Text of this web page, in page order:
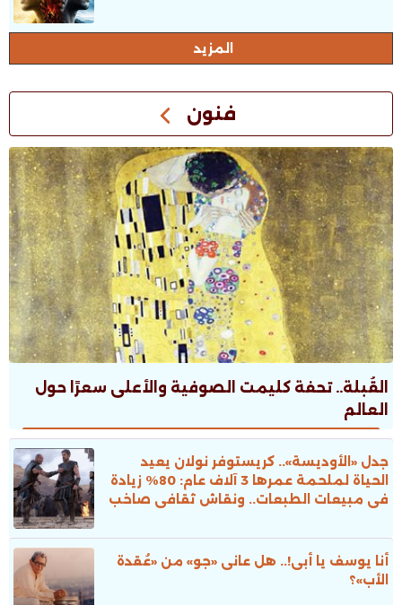
المزيد
فنون
القُبلة.. تحفة كليمت الصوفية والأعلى سعرًا حول
العالم
جدل «الأوديسة».. كريستوفر نولان يعيد
الحياة لملحمة عمرها 3 آلاف عام: 80% زيادة
فى مبيعات الطبعات.. ونقاش ثقافى صاخب
أنا يوسف يا أبى!.. هل عانى «جو» من «عُقدة
الأب»؟